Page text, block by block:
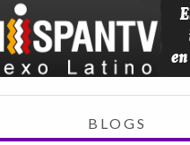
BLOGS